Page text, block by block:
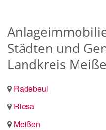
Städten und
Landkreis
Radebeul
Riesa
Meißen